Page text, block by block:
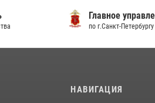
Главное
по г.Санкт-
НАВИГАЦИЯ